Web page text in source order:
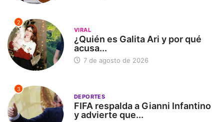
2
VIRAL
¿Quién es Galita Ari y por qué
acusa...
7 de agosto de 2026
3
DEPORTES
FIFA respalda a Gianni Infantino
y advierte que...